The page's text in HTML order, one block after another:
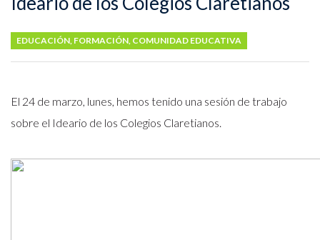
EDUCACIÓN, FORMACIÓN, COMUNIDAD EDUCATIVA
El 24 de marzo, lunes, hemos tenido una sesión de trabajo
sobre el Ideario de los Colegios Claretianos.